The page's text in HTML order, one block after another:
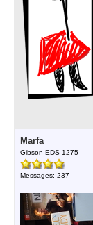
Marfa
Gibson EDS-1275
Messages: 237